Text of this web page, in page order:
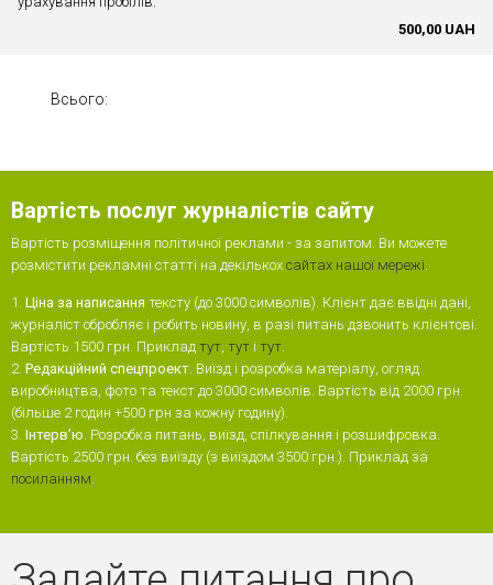
500,00 UAH
Всього:
Вартість послуг журналістів сайту
Вартість розміщення політичної реклами - за запитом. Ви можете
розмістити рекламні статті на декількох сайтах нашої мережі
1. Ціна за написання тексту (до 3000 символів). Клієнт дає ввідні дані,
журналіст обробляє і робить новину, в разі питань дзвонить клієнтові.
Вартість 1500 грн. Приклад тут тут і тут
2. Редакційний спецпроект . Виїзд і розробка матеріалу, огляд
виробництва, фото та текст до 3000 символів. Вартість від 2000 грн.
(більше 2 годин +500 грн за кожну годину).
3. Інтервʼю . Розробка питань, виїзд, спілкування і розшифровка.
Вартість 2500 грн. без виїзду (з виїздом 3500 грн.). Приклад за
посиланням